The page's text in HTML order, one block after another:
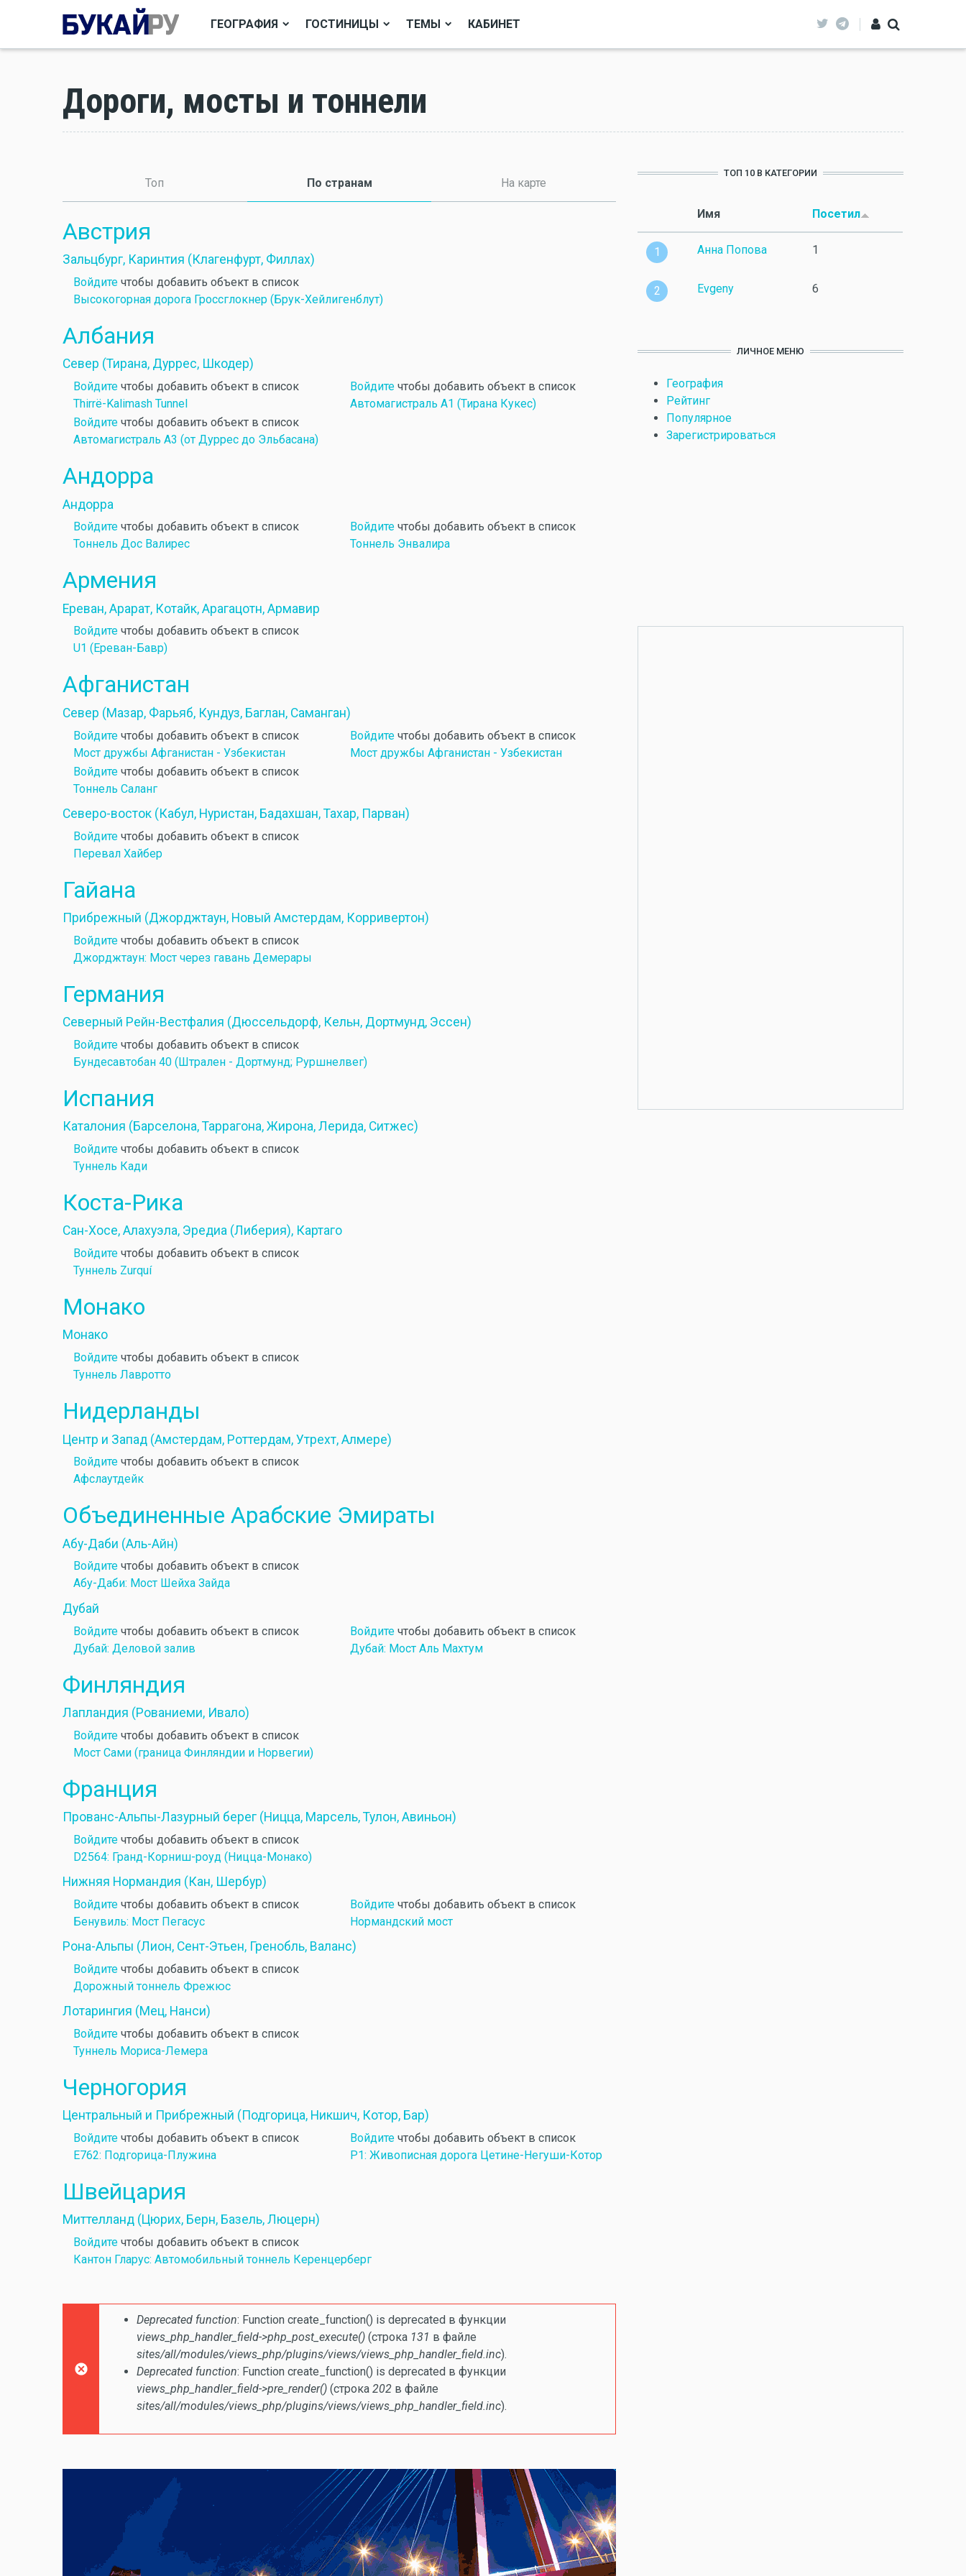
ГЕОГРАФИЯ ГОСТИНИЦЫ ТЕМЫ КАБИНЕТ
Дороги, мосты и тоннели
Топ По странам На карте
Австрия
Зальцбург, Каринтия (Клагенфурт, Филлах)
Войдите чтобы добавить объект в список
Высокогорная дорога Гроссглокнер (Брук-Хейлигенблут)
Албания
Север (Тирана, Дуррес, Шкодер)
Войдите чтобы добавить объект в список
Thirrë-Kalimash Tunnel
Войдите чтобы добавить объект в список
Автомагистраль А1 (Тирана Кукес)
Войдите чтобы добавить объект в список
Автомагистраль А3 (от Дуррес до Эльбасана)
Андорра
Андорра
Войдите чтобы добавить объект в список
Тоннель Дос Валирес
Войдите чтобы добавить объект в список
Тоннель Энвалира
Армения
Ереван, Арарат, Котайк, Арагацотн, Армавир
Войдите чтобы добавить объект в список
U1 (Ереван-Бавр)
Афганистан
Север (Мазар, Фарьяб, Кундуз, Баглан, Саманган)
Войдите чтобы добавить объект в список
Мост дружбы Афганистан - Узбекистан
Войдите чтобы добавить объект в список
Мост дружбы Афганистан - Узбекистан
Войдите чтобы добавить объект в список
Тоннель Саланг
Северо-восток (Кабул, Нуристан, Бадахшан, Тахар, Парван)
Войдите чтобы добавить объект в список
Перевал Хайбер
Гайана
Прибрежный (Джорджтаун, Новый Амстердам, Корривертон)
Войдите чтобы добавить объект в список
Джорджтаун: Мост через гавань Демерары
Германия
Северный Рейн-Вестфалия (Дюссельдорф, Кельн, Дортмунд, Эссен)
Войдите чтобы добавить объект в список
Бундесавтобан 40 (Штрален - Дортмунд; Руршнелвег)
Испания
Каталония (Барселона, Таррагона, Жирона, Лерида, Ситжес)
Войдите чтобы добавить объект в список
Туннель Кади
Коста-Рика
Сан-Хосе, Алахуэла, Эредиа (Либерия), Картаго
Войдите чтобы добавить объект в список
Туннель Zurquí
Монако
Монако
Войдите чтобы добавить объект в список
Туннель Лавротто
Нидерланды
Центр и Запад (Амстердам, Роттердам, Утрехт, Алмере)
Войдите чтобы добавить объект в список
Афслаутдейк
Объединенные Арабские Эмираты
Абу-Даби (Аль-Айн)
Войдите чтобы добавить объект в список
Абу-Даби: Мост Шейха Зайда
Дубай
Войдите чтобы добавить объект в список
Дубай: Деловой залив
Войдите чтобы добавить объект в список
Дубай: Мост Аль Махтум
Финляндия
Лапландия (Рованиеми, Ивало)
Войдите чтобы добавить объект в список
Мост Сами (граница Финляндии и Норвегии)
Франция
Прованс-Альпы-Лазурный берег (Ницца, Марсель, Тулон, Авиньон)
Войдите чтобы добавить объект в список
D2564: Гранд-Корниш-роуд (Ницца-Монако)
Нижняя Нормандия (Кан, Шербур)
Войдите чтобы добавить объект в список
Бенувиль: Мост Пегасус
Войдите чтобы добавить объект в список
Нормандский мост
Рона-Альпы (Лион, Сент-Этьен, Гренобль, Валанс)
Войдите чтобы добавить объект в список
Дорожный тоннель Фрежюс
Лотарингия (Мец, Нанси)
Войдите чтобы добавить объект в список
Туннель Мориса-Лемера
Черногория
Центральный и Прибрежный (Подгорица, Никшич, Котор, Бар)
Войдите чтобы добавить объект в список
E762: Подгорица-Плужина
Войдите чтобы добавить объект в список
P1: Живописная дорога Цетине-Негуши-Котор
Швейцария
Миттелланд (Цюрих, Берн, Базель, Люцерн)
Войдите чтобы добавить объект в список
Кантон Гларус: Автомобильный тоннель Керенцерберг
Сообщение об ошибке
Deprecated function: Function create_function() is deprecated в функции
views_php_handler_field->php_post_execute() (строка 131 в файле
sites/all/modules/views_php/plugins/views/views_php_handler_field.inc).
Deprecated function: Function create_function() is deprecated в функции
views_php_handler_field->pre_render() (строка 202 в файле
sites/all/modules/views_php/plugins/views/views_php_handler_field.inc).
ТОП 10 В КАТЕГОРИИ
Имя Посетил
1 Анна Попова 1
2 Evgeny 6
ЛИЧНОЕ МЕНЮ
География
Рейтинг
Популярное
Зарегистрироваться